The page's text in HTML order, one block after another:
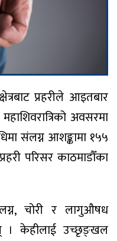
प्रहरीले आइतबार
अवसरमा
संलग्न आशङ्कामा १५५
परिसर काठमाडौँका
चोरी र लागुऔषध
। केहीलाई उच्छृङ्खल